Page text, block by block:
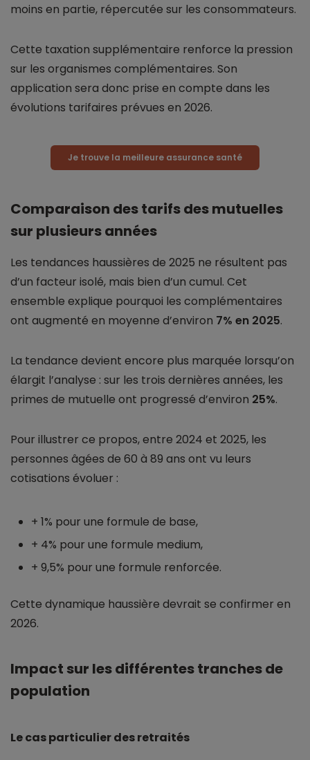
moins en partie, répercutée sur les consommateurs.
Cette taxation supplémentaire renforce la pression
sur les organismes complémentaires. Son
application sera donc prise en compte dans les
évolutions tarifaires prévues en 2026.
Je trouve la meilleure assurance santé
Comparaison des tarifs des mutuelles
sur plusieurs années
Les tendances haussières de 2025 ne résultent pas
d’un facteur isolé, mais bien d’un cumul. Cet
ensemble explique pourquoi les complémentaires
ont augmenté en moyenne d’environ 7% en 2025.
La tendance devient encore plus marquée lorsqu’on
élargit l’analyse : sur les trois dernières années, les
primes de mutuelle ont progressé d’environ 25%.
Pour illustrer ce propos, entre 2024 et 2025, les
personnes âgées de 60 à 89 ans ont vu leurs
cotisations évoluer :
+ 1% pour une formule de base,
+ 4% pour une formule medium,
+ 9,5% pour une formule renforcée.
Cette dynamique haussière devrait se confirmer en
2026.
Impact sur les différentes tranches de
population
Le cas particulier des retraités